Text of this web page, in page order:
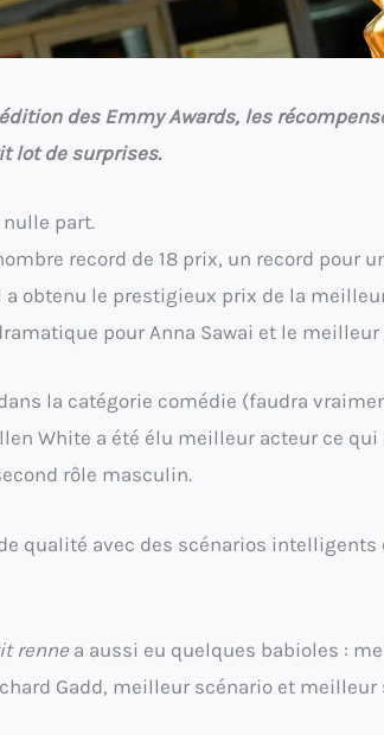
des Emmy Awards, les
lot de surprises.
part.
record de 18 prix, un record pour
a obtenu le prestigieux prix de la
pour Anna Sawai et le
la catégorie comédie (faudra
White a été élu meilleur acteur ce
rôle masculin.
qualité avec des scénarios
renne a aussi eu quelques babioles :
Gadd, meilleur scénario et